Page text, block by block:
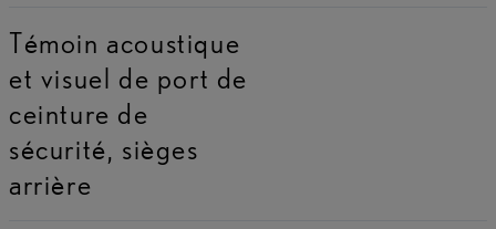
Témoin acoustique
et visuel de port de
ceinture de
sécurité, sièges
arrière